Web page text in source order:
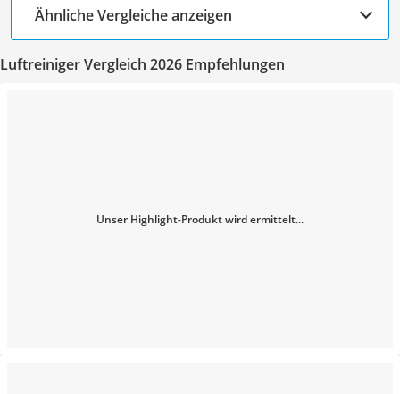
Ähnliche Vergleiche anzeigen
Luftreiniger Vergleich 2026 Empfehlungen
Unser Highlight-Produkt wird ermittelt...